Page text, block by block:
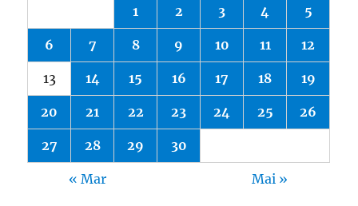
1 2 3 4 5
6 7 8 9 10 11 12
13 14 15 16 17 18 19
20 21 22 23 24 25 26
27 28 29 30
« Mar Mai »